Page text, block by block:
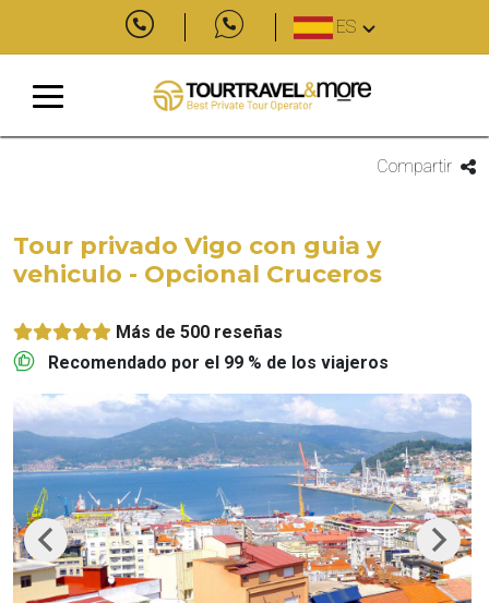
ES
Compartir
Tour privado Vigo con guia y
vehiculo - Opcional Cruceros
Más de 500 reseñas
Recomendado por el 99 % de los viajeros
Previous Next